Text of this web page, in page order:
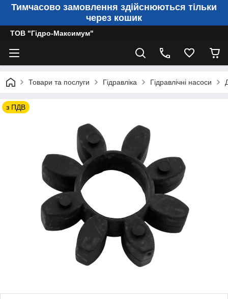
Тимчасово замовлення здійснюються тільки
через кошик
ТОВ "Гідро-Максимум"
Товари та послуги Гідравліка Гідравлічні насоси
з ПДВ